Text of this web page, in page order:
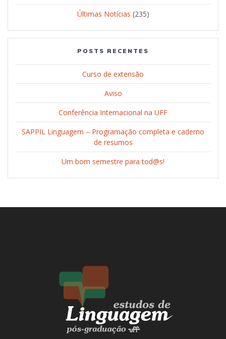
Últimas Notícias (235)
POSTS RECENTES
Curso de extensão
Aviso
Conferência Internacional na UFF
SAPPIL Linguagem – Programação completa e caderno
de resumos
Um bom semestre para tod@s!